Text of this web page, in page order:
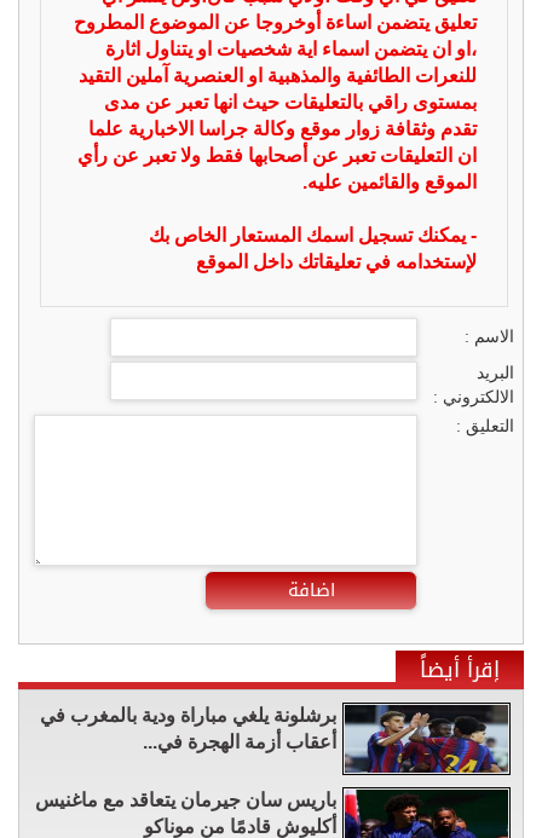
تعليق يتضمن اساءة أوخروجا عن الموضوع المطروح
،او ان يتضمن اسماء اية شخصيات او يتناول اثارة
للنعرات الطائفية والمذهبية او العنصرية آملين التقيد
بمستوى راقي بالتعليقات حيث انها تعبر عن مدى
تقدم وثقافة زوار موقع وكالة جراسا الاخبارية علما
ان التعليقات تعبر عن أصحابها فقط ولا تعبر عن رأي
الموقع والقائمين عليه.
- يمكنك تسجيل اسمك المستعار الخاص بك
لإستخدامه في تعليقاتك داخل الموقع
الاسم :
البريد
الالكتروني :
التعليق :
اضافة
إقرأ أيضاً
برشلونة يلغي مباراة ودية بالمغرب في
أعقاب أزمة الهجرة في...
باريس سان جيرمان يتعاقد مع ماغنيس
أكليوش قادمًا من موناكو